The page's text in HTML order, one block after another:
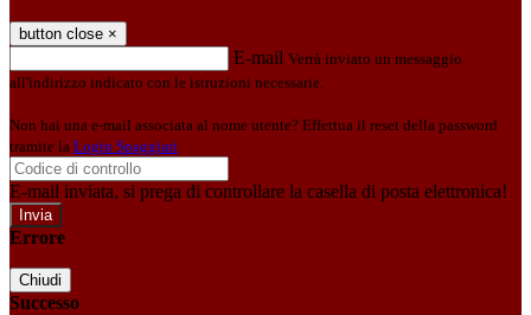
button close ×
E-mail Verrà inviato un messaggio
all'indirizzo indicato con le istruzioni necessarie.
Non hai una e-mail associata al nome utente? Effettua il reset della password
tramite la Login Spaggiari
E-mail inviata, si prega di controllare la casella di posta elettronica!
Errore
Chiudi
Successo